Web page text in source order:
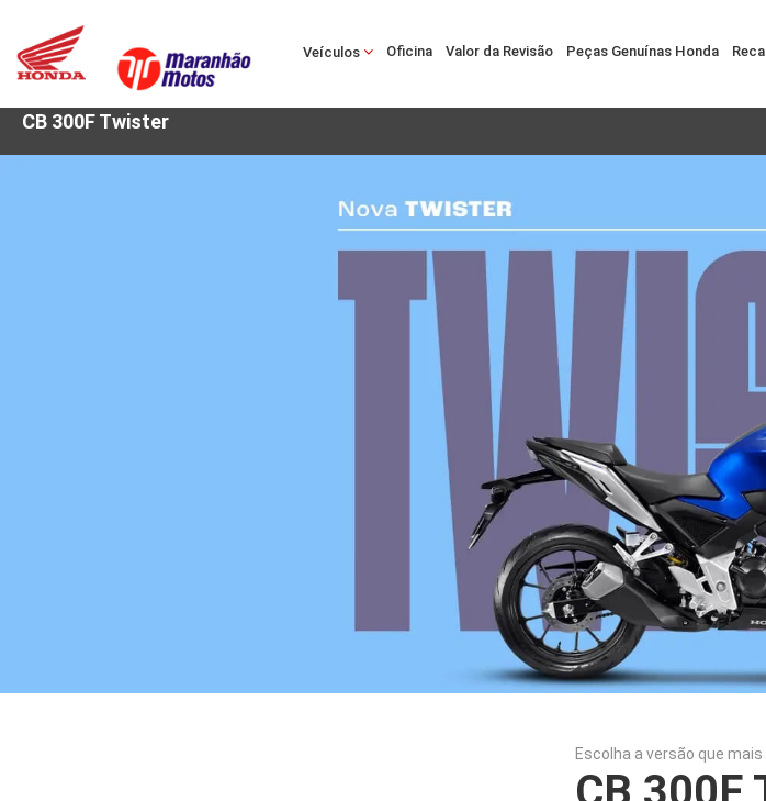
Veículos Oficina Valor da Revisão Peças Genuínas Honda
CB 300F Twister
Escolha a versão que